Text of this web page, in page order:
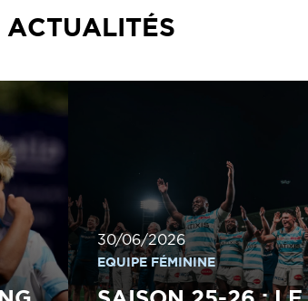
ACTUALITÉS
30/06/2026
EQUIPE FÉMININE